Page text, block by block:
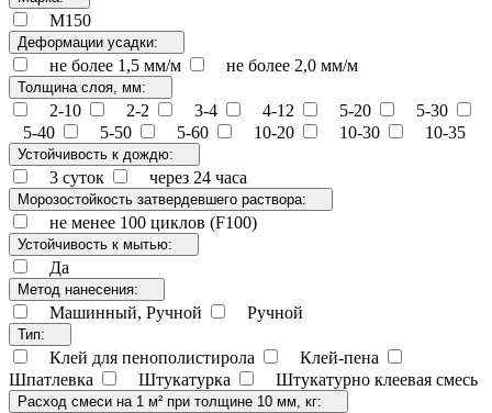
М150
Деформации усадки:
не более 1,5 мм/м не более 2,0 мм/м
Толщина слоя, мм:
2-10 2-2 3-4 4-12 5-20
5-30
5-40
5-50 5-60 10-20 10-30 10-35
Устойчивость к дождю:
3 суток через 24 часа
Морозостойкость затвердевшего раствора:
не менее 100 циклов (F100)
Устойчивость к мытью:
Да
Метод нанесения:
Машинный, Ручной Ручной
Тип:
Клей для пенополистирола
Клей-пена
Шпатлевка
Штукатурка Штукатурно клеевая смесь
Расход смеси на 1 м² при толщине 10 мм, кг: